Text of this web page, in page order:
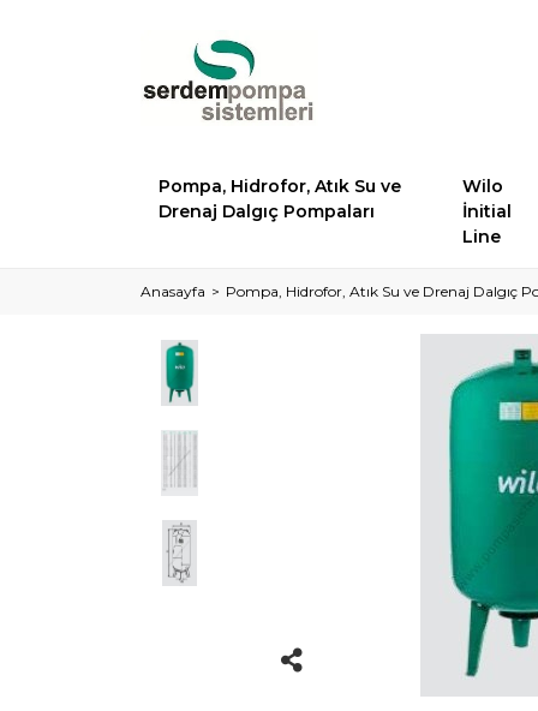
Pompa, Hidrofor, Atık Su ve
Drenaj Dalgıç Pompaları
Wilo
İnitial
Line
Anasayfa Pompa, Hidrofor, Atık Su ve Drenaj Dalgıç